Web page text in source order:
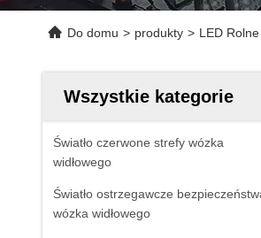
Do domu > produkty > LED
Wszystkie kategorie
Światło czerwone strefy wózka
widłowego
Światło ostrzegawcze
wózka widłowego